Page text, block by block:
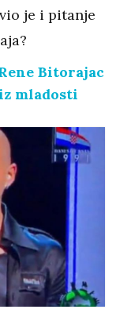
je i pitanje
Bitorajac
mladosti